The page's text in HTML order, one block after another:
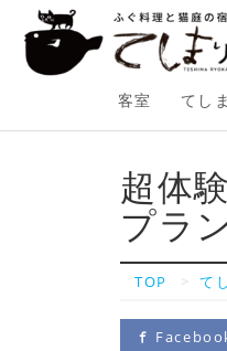
客室 てし
超体
プラ
TOP て